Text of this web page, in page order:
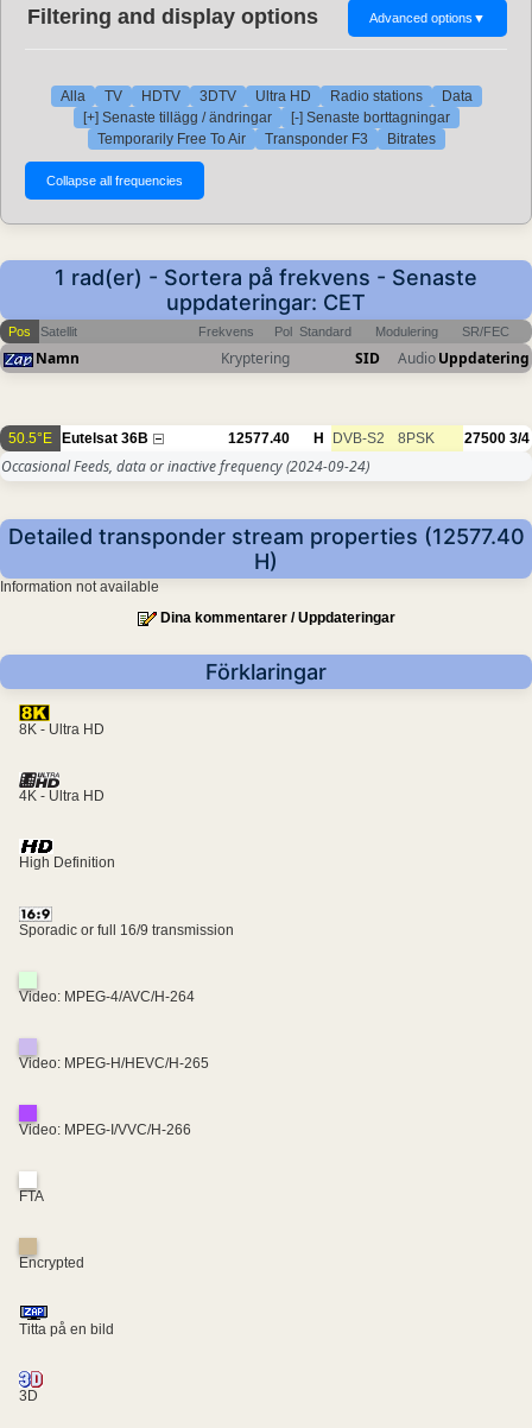
Filtering and display options Advanced options ▼
Alla TV HDTV 3DTV Ultra HD Radio stations
Data
[+] Senaste tillägg / ändringar
[-] Senaste borttagningar
Temporarily Free To Air
Transponder F3 Bitrates
1 rad(er) - Sortera på frekvens - Senaste
uppdateringar: CET
Pos Satellit Frekvens Pol Standard Modulering SR/FEC
Namn Kryptering SID AudioUppdatering
50.5°E Eutelsat 36B 12577.40 H DVB-S2 8PSK 27500 3/4
Occasional Feeds, data or inactive frequency(2024-09-24)
Detailed transponder stream properties (12577.40
H)
Information not available
Dina kommentarer / Uppdateringar
Förklaringar
8K - Ultra HD
4K - Ultra HD
High Definition
Sporadic or full 16/9 transmission
Video: MPEG-4/AVC/H-264
Video: MPEG-H/HEVC/H-265
Video: MPEG-I/VVC/H-266
FTA
Encrypted
Titta på en bild
3D